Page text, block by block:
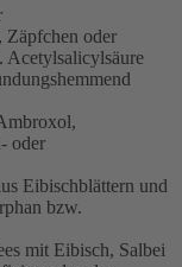
Zäpfchen oder
Acetylsalicylsäure
oder
Eibischblättern und
bzw.
mit Eibisch, Salbei